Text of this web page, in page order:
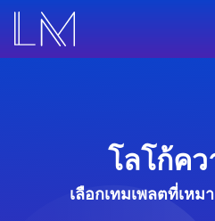
โลโก้ค
เลือกเทมเพลตที่เห